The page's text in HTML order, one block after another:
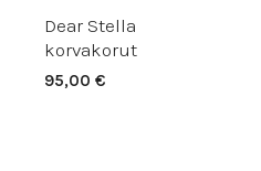
Dear Stella
korvakorut
95,00€